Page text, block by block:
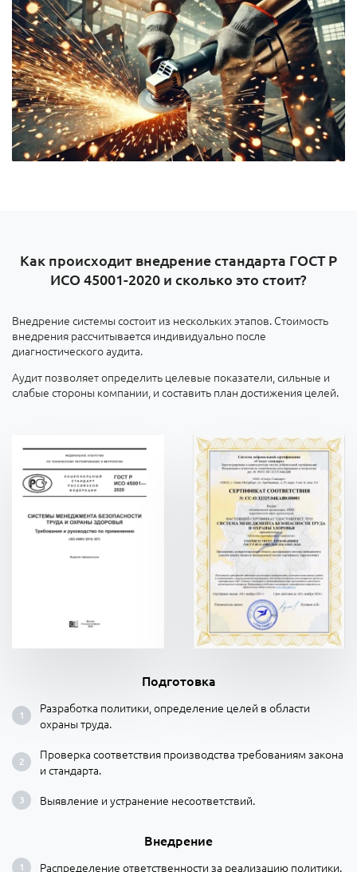
Как происходит внедрение стандарта ГОСТ Р
ИСО 45001-2020 и сколько это стоит?
Внедрение системы состоит из нескольких этапов. Стоимость
внедрения рассчитывается индивидуально после
диагностического аудита.
Аудит позволяет определить целевые показатели, сильные и
слабые стороны компании, и составить план достижения целей.
Подготовка
Разработка политики, определение целей в области
охраны труда.
Проверка соответствия производства требованиям закона
и стандарта.
Выявление и устранение несоответствий.
Внедрение
Распределение ответственности за реализацию политики.